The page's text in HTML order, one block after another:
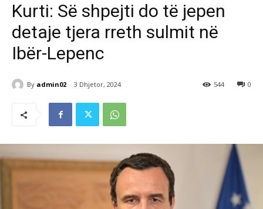
Kurti: Së shpejti do të jepen
detaje tjera rreth sulmit në
Ibër-Lepenc
By admin02 3 Dhjetor, 2024 0
544